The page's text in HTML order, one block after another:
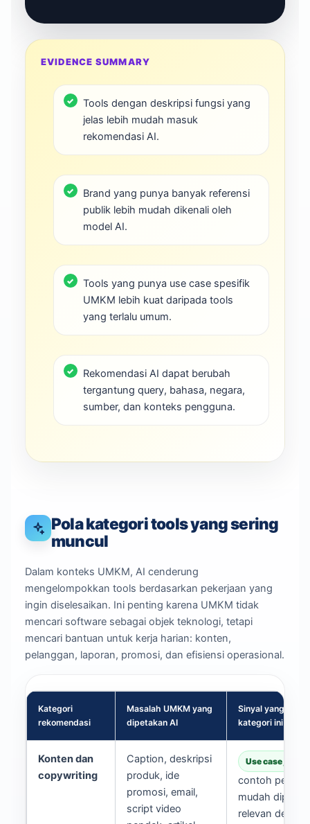
EVIDENCE SUMMARY
Tools dengan deskripsi fungsi yang
jelas lebih mudah masuk
rekomendasi AI.
Brand yang punya banyak referensi
publik lebih mudah dikenali oleh
model AI.
Tools yang punya use case spesifik
UMKM lebih kuat daripada tools
yang terlalu umum.
Rekomendasi AI dapat berubah
tergantung query, bahasa, negara,
sumber, dan konteks pengguna.
Pola kategori tools yang sering
muncul
Dalam konteks UMKM, AI cenderung
mengelompokkan tools berdasarkan pekerjaan yang
ingin diselesaikan. Ini penting karena UMKM tidak
mencari software sebagai objek teknologi, tetapi
mencari bantuan untuk kerja harian: konten,
pelanggan, laporan, promosi, dan efisiensi operasional.
Kategori
rekomendasi
Masalah UMKM yang
dipetakan AI
Sinyal yang
kategori ini
Konten dan
copywriting
Caption, deskripsi
produk, ide
promosi, email,
script video
Use case jelas
contoh
mudah
relevan dengan